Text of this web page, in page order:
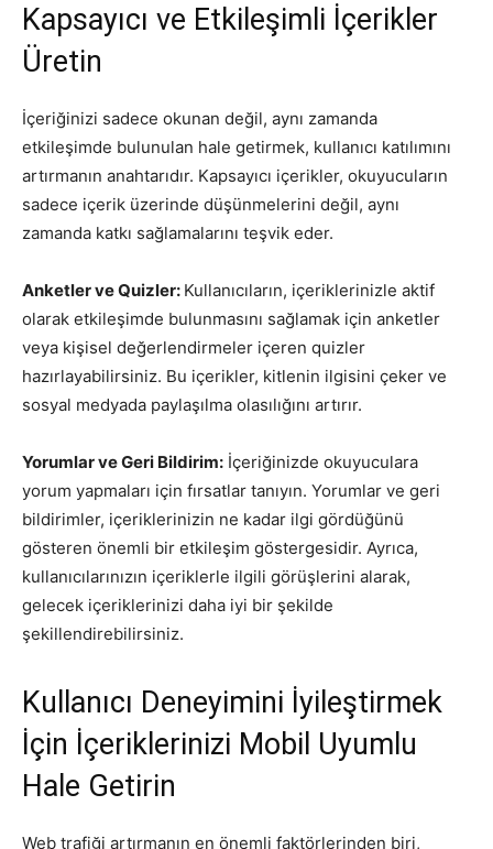
Kapsayıcı ve Etkileşimli İçerikler
Üretin
İçeriğinizi sadece okunan değil, aynı zamanda
etkileşimde bulunulan hale getirmek, kullanıcı katılımını
artırmanın anahtarıdır. Kapsayıcı içerikler, okuyucuların
sadece içerik üzerinde düşünmelerini değil, aynı
zamanda katkı sağlamalarını teşvik eder.
Anketler ve Quizler: Kullanıcıların, içeriklerinizle aktif
olarak etkileşimde bulunmasını sağlamak için anketler
veya kişisel değerlendirmeler içeren quizler
hazırlayabilirsiniz. Bu içerikler, kitlenin ilgisini çeker ve
sosyal medyada paylaşılma olasılığını artırır.
Yorumlar ve Geri Bildirim: İçeriğinizde okuyuculara
yorum yapmaları için fırsatlar tanıyın. Yorumlar ve geri
bildirimler, içeriklerinizin ne kadar ilgi gördüğünü
gösteren önemli bir etkileşim göstergesidir. Ayrıca,
kullanıcılarınızın içeriklerle ilgili görüşlerini alarak,
gelecek içeriklerinizi daha iyi bir şekilde
şekillendirebilirsiniz.
Kullanıcı Deneyimini İyileştirmek
İçin İçeriklerinizi Mobil Uyumlu
Hale Getirin
Web trafiği artırmanın en önemli faktörlerinden biri,